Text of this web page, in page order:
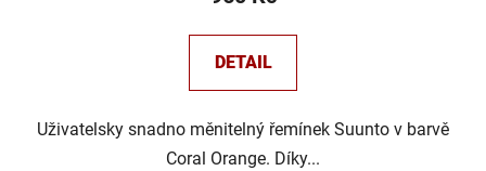
DETAIL
Uživatelsky snadno měnitelný řemínek Suunto v barvě
Coral Orange. Díky...